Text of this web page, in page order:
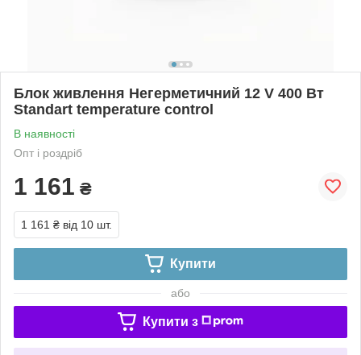
Блок живлення Негерметичний 12 V 400 Вт
Standart temperature control
В наявності
Опт і роздріб
1 161 ₴
1 161 ₴ від 10 шт.
Купити
або
Купити з